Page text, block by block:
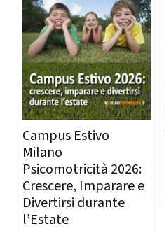
Campus Estivo
Milano
Psicomotricità 2026:
Crescere, Imparare e
Divertirsi durante
l’Estate